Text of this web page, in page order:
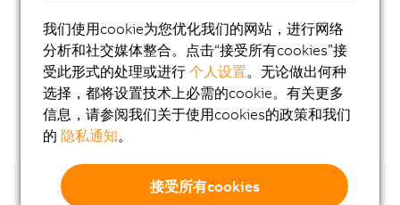
操作系统
我们使用cookie为您优化我们的网站，进行网络
分析和社交媒体整合。点击“接受所有cookies”接
受此形式的处理或进行个人设置。无论做出何种
选择，都将设置技术上必需的cookie。有关更多
信息，请参阅我们关于使用cookies的政策和我们
的隐私通知。
接受所有cookies